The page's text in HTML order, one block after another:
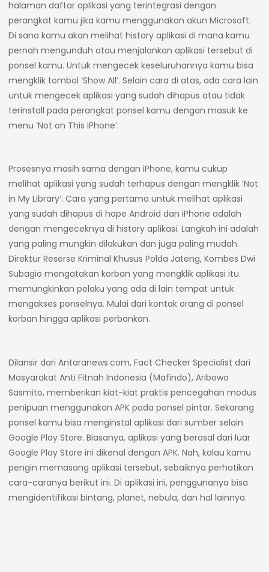
halaman daftar aplikasi yang terintegrasi dengan
perangkat kamu jika kamu menggunakan akun Microsoft.
Di sana kamu akan melihat history aplikasi di mana kamu
pernah mengunduh atau menjalankan aplikasi tersebut di
ponsel kamu. Untuk mengecek keseluruhannya kamu bisa
mengklik tombol ‘Show All’. Selain cara di atas, ada cara lain
untuk mengecek aplikasi yang sudah dihapus atau tidak
terinstall pada perangkat ponsel kamu dengan masuk ke
menu ‘Not on This iPhone’.
Prosesnya masih sama dengan iPhone, kamu cukup
melihat aplikasi yang sudah terhapus dengan mengklik ‘Not
in My Library’. Cara yang pertama untuk melihat aplikasi
yang sudah dihapus di hape Android dan iPhone adalah
dengan mengeceknya di history aplikasi. Langkah ini adalah
yang paling mungkin dilakukan dan juga paling mudah.
Direktur Reserse Kriminal Khusus Polda Jateng, Kombes Dwi
Subagio mengatakan korban yang mengklik aplikasi itu
memungkinkan pelaku yang ada di lain tempat untuk
mengakses ponselnya. Mulai dari kontak orang di ponsel
korban hingga aplikasi perbankan.
Dilansir dari Antaranews.com, Fact Checker Specialist dari
Masyarakat Anti Fitnah Indonesia (Mafindo), Aribowo
Sasmito, memberikan kiat-kiat praktis pencegahan modus
penipuan menggunakan APK pada ponsel pintar. Sekarang
ponsel kamu bisa menginstal aplikasi dari sumber selain
Google Play Store. Biasanya, aplikasi yang berasal dari luar
Google Play Store ini dikenal dengan APK. Nah, kalau kamu
pengin memasang aplikasi tersebut, sebaiknya perhatikan
cara-caranya berikut ini. Di aplikasi ini, penggunanya bisa
mengidentifikasi bintang, planet, nebula, dan hal lainnya.